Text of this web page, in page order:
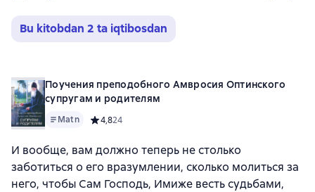
Bu kitobdan 2 ta iqtibosdan
Поучения преподобного Амвросия Оптинского
супругам и родителям
Matn Средний рейтинг 4,8 на основе 24 оценок
4,824
И вообще, вам должно теперь не столько
заботиться о его вразумлении, сколько молиться за
него, чтобы Сам Господь, Имиже весть судьбами,